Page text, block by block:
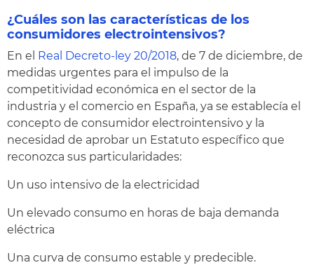
¿Cuáles son las características de los
consumidores electrointensivos?
En el Real Decreto-ley 20/2018, de 7 de diciembre, de
medidas urgentes para el impulso de la
competitividad económica en el sector de la
industria y el comercio en España, ya se establecía el
concepto de consumidor electrointensivo y la
necesidad de aprobar un Estatuto específico que
reconozca sus particularidades:
Un uso intensivo de la electricidad
Un elevado consumo en horas de baja demanda
eléctrica
Una curva de consumo estable y predecible.